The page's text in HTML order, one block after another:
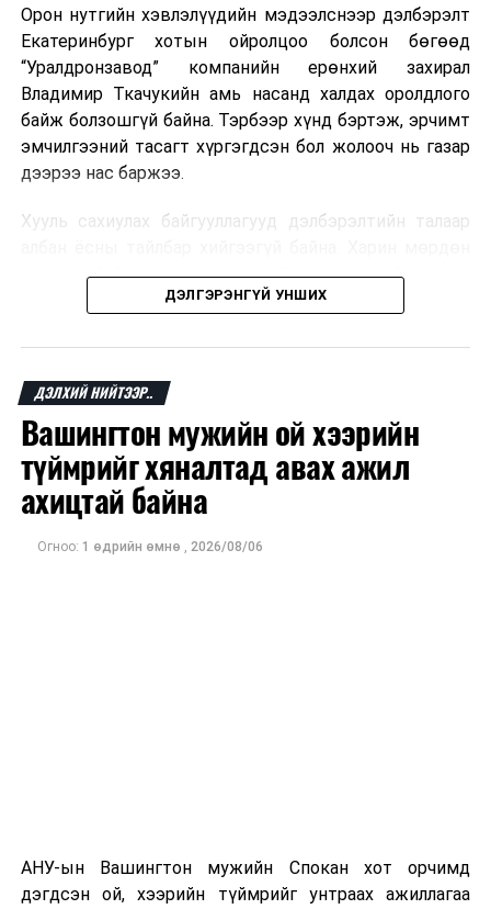
Мароккогийн хөдөлмөр эрхлэлтийн сайд мэдэгджээ.
Орон нутгийн хэвлэлүүдийн мэдээлснээр дэлбэрэлт
Екатеринбург хотын ойролцоо болсон бөгөөд
“Уралдронзавод” компанийн ерөнхий захирал
Владимир Ткачукийн амь насанд халдах оролдлого
байж болзошгүй байна. Тэрбээр хүнд бэртэж, эрчимт
эмчилгээний тасагт хүргэгдсэн бол жолооч нь газар
дээрээ нас баржээ.
Хууль сахиулах байгууллагууд дэлбэрэлтийн талаар
шалгах байгууллага олон нийтэд аюултай аргаар
хүний амь насанд халдахыг завдсан гэх үндэслэлээр
мэдээлжээ.
“Уралдронзавод” компани 2023 онд Екатеринбург
хотод байгуулагдсан бөгөөд нисгэгчгүй нисэх
төхөөрөмж үйлдвэрлэдэг аж. Тус компанийн 2025
оны орлого 6.2 тэрбум рубль, цэвэр ашиг нь 1.9
тэрбум рубльд хүрсэн гэж РБК мэдээлсэн байна.
Одоогоор дэлбэрэлтийн шалтгаан, хэрэгт холбоотой
ДЭЛГЭРЭНГҮЙ УНШИХ
ДЭЛХИЙ НИЙТЭЭР..
Вашингтон мужийн ой хээрийн
түймрийг хяналтад авах ажил
ахицтай байна
Огноо: 1 өдрийн өмнө , 2026/08/06
АНУ-ын Вашингтон мужийн Спокан хот орчимд
дэгдсэн ой, хээрийн түймрийг унтраах ажиллагаа